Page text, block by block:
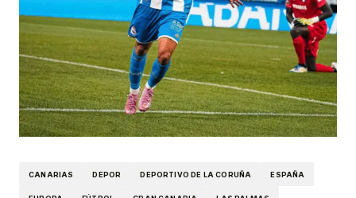
CANARIAS DEPOR DEPORTIVO DE LA CORUÑA ESPAÑA